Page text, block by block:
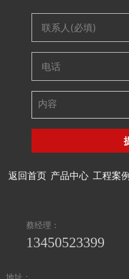
返回首页 产品中心 工程案例
蔡经理：
13450523399